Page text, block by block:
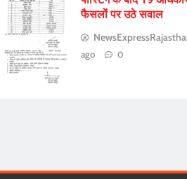
फैसलों पर उठे सवाल
ago
0